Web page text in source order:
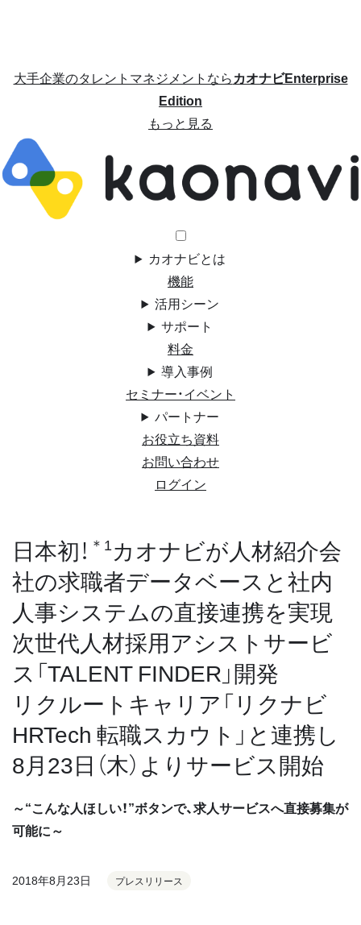
大手企業のタレントマネジメントならカオナビEnterprise
Edition
もっと見る
カオナビとは
機能
活用シーン
サポート
料金
導入事例
セミナー・イベント
パートナー
お役立ち資料
お問い合わせ
ログイン
日本初！ ＊1カオナビが人材紹介会
社の求職者データベースと社内
人事システムの直接連携を実現
次世代人材採用アシストサービ
ス「TALENT FINDER」開発
リクルートキャリア「リクナビ
HRTech 転職スカウト」と連携し
8月23日（木）よりサービス開始
～“こんな人ほしい！”ボタンで、求人サービスへ直接募集が
可能に～
2018年8月23日 プレスリリース